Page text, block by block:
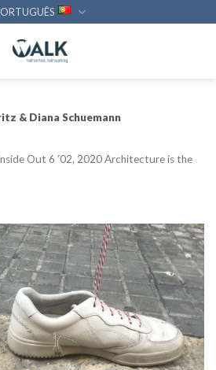
& Diana Schuemann
Out 6 ’02, 2020 Architecture is the